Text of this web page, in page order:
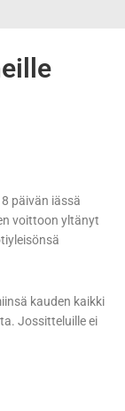
päivän iässä
voittoon yltänyt
kauden kaikki
Jossitteluille ei